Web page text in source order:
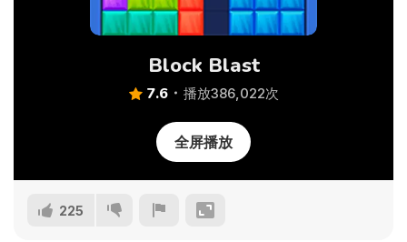
Block Blast
7.6 播放386,022次
全屏播放
225